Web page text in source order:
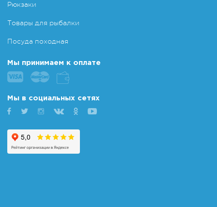
Рюкзаки
Товары для рыбалки
Посуда походная
Мы принимаем к оплате
Мы в социальных сетях